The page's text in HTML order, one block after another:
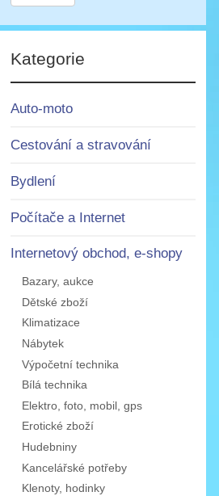
Kategorie
Auto-moto
Cestování a stravování
Bydlení
Počítače a Internet
Internetový obchod, e-shopy
Bazary, aukce
Dětské zboží
Klimatizace
Nábytek
Výpočetní technika
Bílá technika
Elektro, foto, mobil, gps
Erotické zboží
Hudebniny
Kancelářské potřeby
Klenoty, hodinky